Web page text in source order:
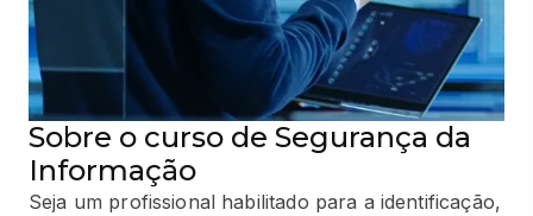
Sobre o curso de Segurança da
Informação
Seja um profissional habilitado para a identificação,